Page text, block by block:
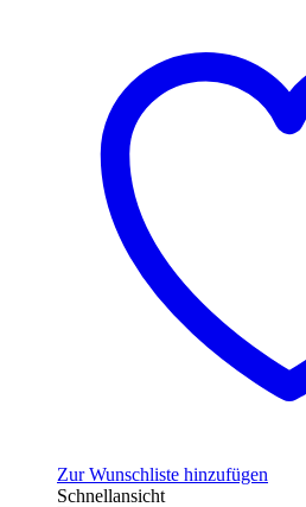
Zur Wunschliste hinzufügen
Schnellansicht